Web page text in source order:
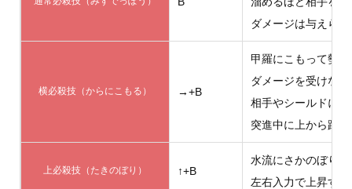
ダメージは与えら
横必殺技（からにこもる） →+B
甲羅にこもって勢
ダメージを受けな
相手やシールドに
突進中に上から踏
上必殺技（たきのぼり） ↑+B
水流にさかのぼり
左右入力で上昇す